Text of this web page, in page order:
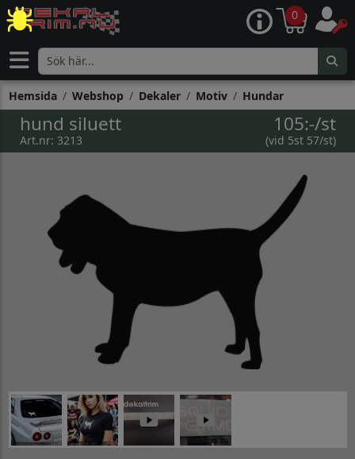
0
Hemsida Webshop Dekaler Motiv Hundar
hund siluett
Art.nr: 3213
105:-/st
(vid 5st 57/st)